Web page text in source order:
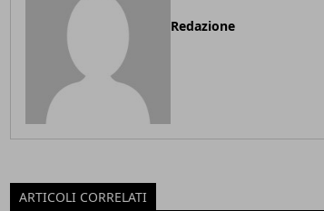
Redazione
ARTICOLI CORRELATI